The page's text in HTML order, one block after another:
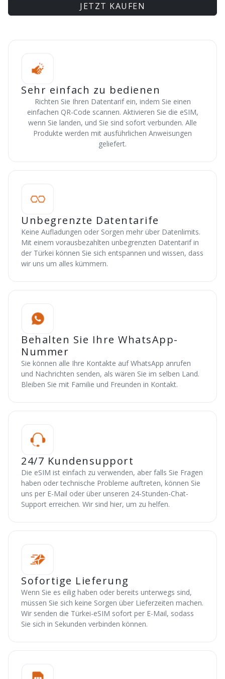
JETZT KAUFEN
Sehr einfach zu bedienen
Richten Sie Ihren Datentarif ein, indem Sie einen
einfachen QR-Code scannen. Aktivieren Sie die eSIM,
wenn Sie landen, und Sie sind sofort verbunden. Alle
Produkte werden mit ausführlichen Anweisungen
geliefert.
Unbegrenzte Datentarife
Keine Aufladungen oder Sorgen mehr über Datenlimits.
Mit einem vorausbezahlten unbegrenzten Datentarif in
der Türkei können Sie sich entspannen und wissen, dass
wir uns um alles kümmern.
Behalten Sie Ihre WhatsApp-
Nummer
Sie können alle Ihre Kontakte auf WhatsApp anrufen
und Nachrichten senden, als wären Sie im selben Land.
Bleiben Sie mit Familie und Freunden in Kontakt.
24/7 Kundensupport
Die eSIM ist einfach zu verwenden, aber falls Sie Fragen
haben oder technische Probleme auftreten, können Sie
uns per E-Mail oder über unseren 24-Stunden-Chat-
Support erreichen. Wir sind hier, um zu helfen.
Sofortige Lieferung
Wenn Sie es eilig haben oder bereits unterwegs sind,
müssen Sie sich keine Sorgen über Lieferzeiten machen.
Wir senden die Türkei-eSIM sofort per E-Mail, sodass
Sie sich in Sekunden verbinden können.